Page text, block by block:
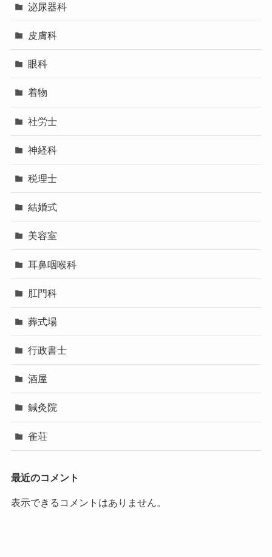
泌尿器科
皮膚科
眼科
着物
社労士
神経科
税理士
結婚式
美容室
耳鼻咽喉科
肛門科
葬式場
行政書士
酒屋
鍼灸院
雀荘
最近のコメント
表示できるコメントはありません。